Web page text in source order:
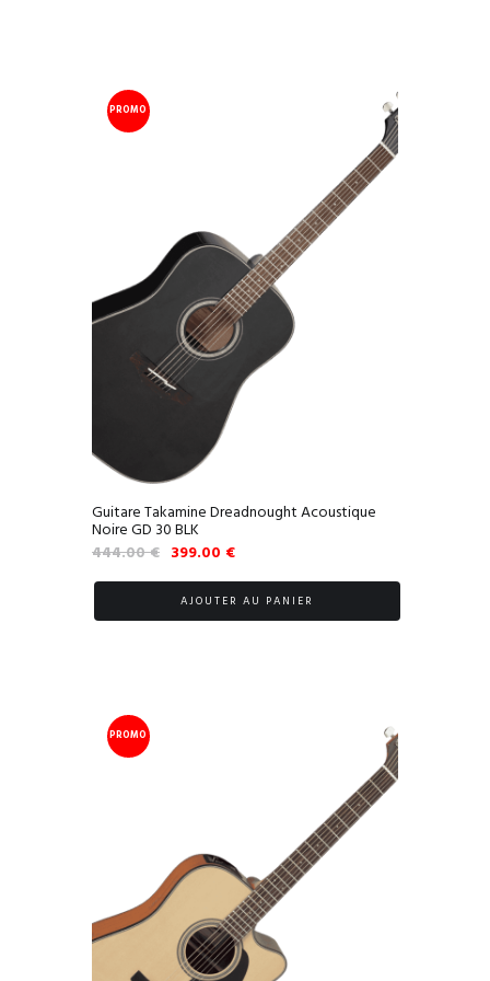
PROMO
Guitare Takamine Dreadnought Acoustique
Noire GD 30 BLK
444.00€ Le
prix
initial
était :
399.00 €Le
prix
actuel
est :
AJOUTER AU PANIER
PROMO